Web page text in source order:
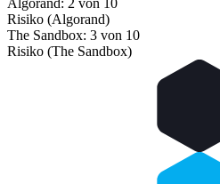
Algorand: 2 von 10
Risiko (Algorand)
The Sandbox: 3 von 10
Risiko (The Sandbox)